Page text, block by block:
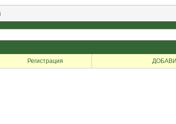
Регистрация